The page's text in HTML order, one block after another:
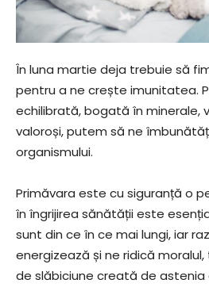
În luna martie deja trebuie să
pentru a ne crește imunitatea.
echilibrată, bogată în minerale,
valoroși, putem să ne
organismului.
Primăvara este cu siguranță o
în îngrijirea sănătății este
sunt din ce în ce mai lungi, iar
energizează și ne ridică
de slăbiciune creată de astenia